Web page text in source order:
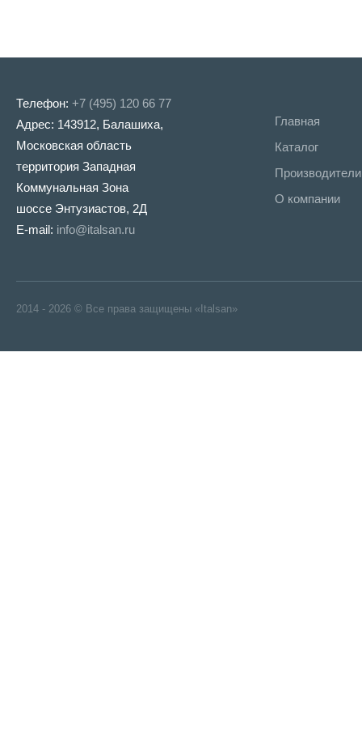
Телефон: +7 (495) 120 66 77
Адрес: 143912, Балашиха,
Московская область
территория Западная
Коммунальная Зона
шоссе Энтузиастов, 2Д
E-mail: info@italsan.ru
Главная
Каталог
Производители
О компании
2014 - 2026 © Все права защищены «Italsan»